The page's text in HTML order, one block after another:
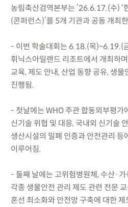
농림축산검역본부는 ’26.6.17.(수) ‘
(콘퍼런스)’를 5개 기관과 공동 개최
- 이번 학술대회는 6.18.(목)~6.19.(
휘닉스아일랜드 리조트에서 개최하
교육, 제도 안내, 산업 동향 공유, 생물
진행됨.
- 첫날에는 WHO 주관 합동외부평가
신기술 위협 및 대응, 국내외 신기술
생산시설의 밀폐 인증과 안전관리 등
이루어짐.
- 둘째 날에는 고위험병원체, 수산·
각종 생물안전 관리 제도 관련 전문
혼선 최소화와 안전망 구축에 대한